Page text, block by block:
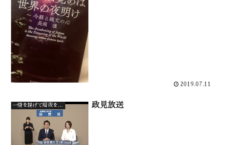
2019.07.11
一燈を提げて暗夜を行く 政見放送